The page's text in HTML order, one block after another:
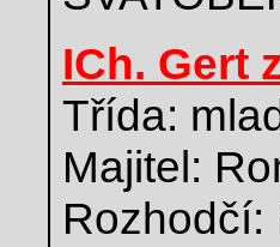
ICh. Gert
Třída:
Majitel:
Rozhodčí: